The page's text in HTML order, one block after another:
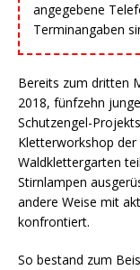
angegebene
Terminangaben
Bereits zum dritten
2018, fünfzehn
Schutzengel-
Kletterworkshop
Waldklettergarten
Stirnlampen
andere Weise mit
konfrontiert.
So bestand zum